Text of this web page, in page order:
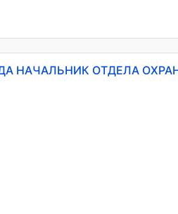
НАЧАЛЬНИК ОТДЕЛА